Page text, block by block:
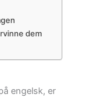
dem
engelsk, er